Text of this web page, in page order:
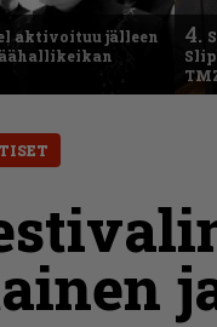
aktivoituu jälleen
4.